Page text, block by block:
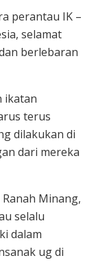
perantau IK –
selamat
berlebaran
ikatan
terus
dilakukan di
dari mereka
Minang,
selalu
dalam
ug di